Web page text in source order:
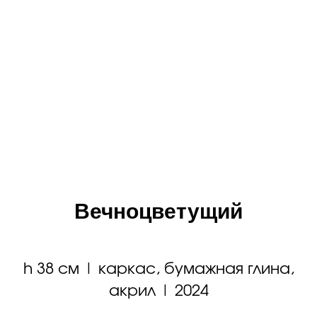
Вечноцветущий
h 38 см | каркас, бумажная глина,
акрил | 2024